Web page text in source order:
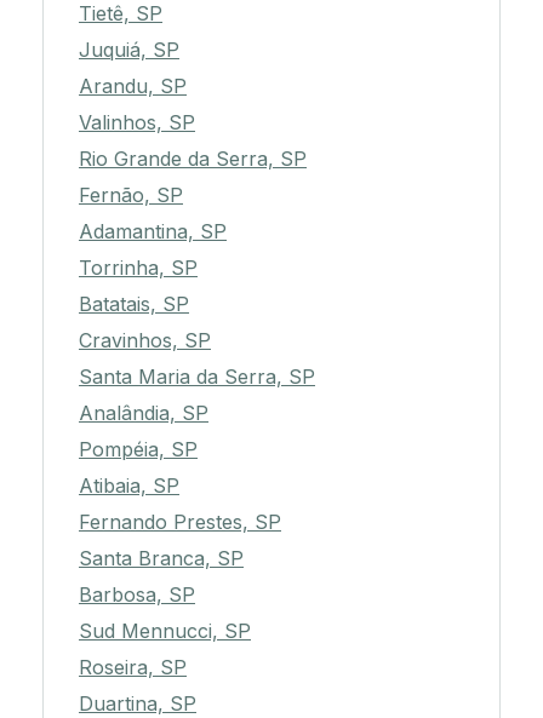
Tietê, SP
Juquiá, SP
Arandu, SP
Valinhos, SP
Rio Grande da Serra, SP
Fernão, SP
Adamantina, SP
Torrinha, SP
Batatais, SP
Cravinhos, SP
Santa Maria da Serra, SP
Analândia, SP
Pompéia, SP
Atibaia, SP
Fernando Prestes, SP
Santa Branca, SP
Barbosa, SP
Sud Mennucci, SP
Roseira, SP
Duartina, SP